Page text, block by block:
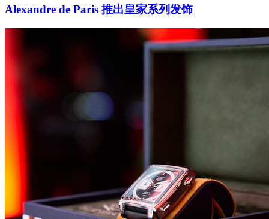
Alexandre de Paris 推出皇家系列发饰